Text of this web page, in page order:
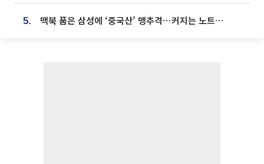
5. 맥북 품은 삼성에 ‘중국산’ 맹추격⋯커지는 노트북 OLED 시장